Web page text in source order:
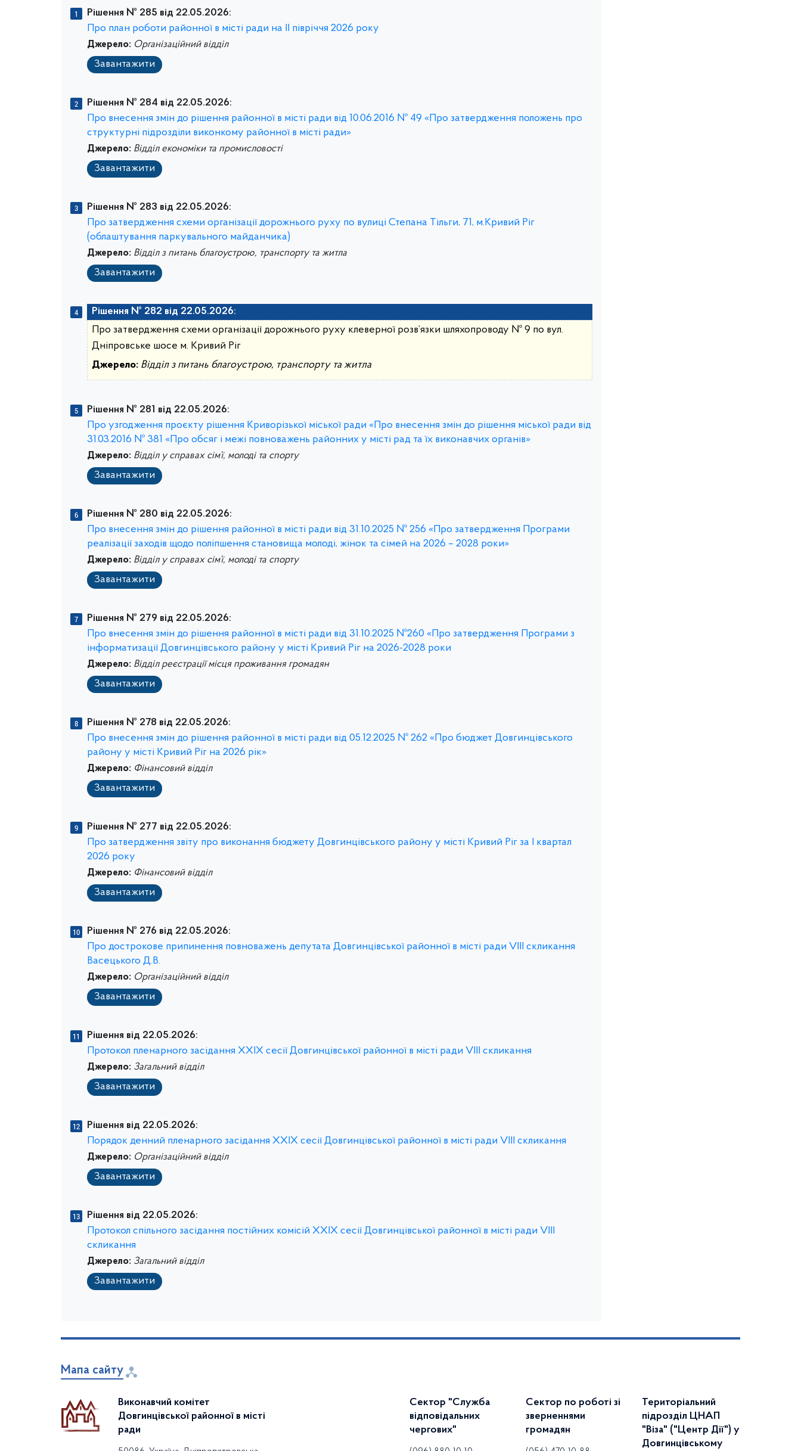
Рішення № 285 від 22.05.2026:
Про план роботи районної в місті ради на ІІ півріччя 2026 року
Джерело: Організаційний відділ
Завантажити
Рішення № 284 від 22.05.2026:
Про внесення змін до рішення районної в місті ради від 10.06.2016 № 49 «Про затвердження положень про
структурні підрозділи виконкому районної в місті ради»
Джерело: Відділ економіки та промисловості
Завантажити
Рішення № 283 від 22.05.2026:
Про затвердження схеми організації дорожнього руху по вулиці Степана Тільги, 71, м.Кривий Ріг
(облаштування паркувального майданчика)
Джерело: Відділ з питань благоустрою, транспорту та житла
Завантажити
Рішення № 282 від 22.05.2026:
Про затвердження схеми організації дорожнього руху клеверної розв’язки шляхопроводу № 9 по вул.
Дніпровське шосе м. Кривий Ріг
Джерело: Відділ з питань благоустрою, транспорту та житла
Рішення № 281 від 22.05.2026:
Про узгодження проєкту рішення Криворізької міської ради «Про внесення змін до рішення міської ради від
31.03.2016 № 381 «Про обсяг і межі повноважень районних у місті рад та їх виконавчих органів»
Джерело: Відділ у справах сім’ї, молоді та спорту
Завантажити
Рішення № 280 від 22.05.2026:
Про внесення змін до рішення районної в місті ради від 31.10.2025 № 256 «Про затвердження Програми
реалізації заходів щодо поліпшення становища молоді, жінок та сімей на 2026 – 2028 роки»
Джерело: Відділ у справах сім’ї, молоді та спорту
Завантажити
Рішення № 279 від 22.05.2026:
Про внесення змін до рішення районної в місті ради від 31.10.2025 №260 «Про затвердження Програми з
інформатизації Довгинцівського району у місті Кривий Ріг на 2026-2028 роки
Джерело: Відділ реєстрації місця проживання громадян
Завантажити
Рішення № 278 від 22.05.2026:
Про внесення змін до рішення районної в місті ради від 05.12.2025 № 262 «Про бюджет Довгинцівського
району у місті Кривий Ріг на 2026 рік»
Джерело: Фінансовий відділ
Завантажити
Рішення № 277 від 22.05.2026:
Про затвердження звіту про виконання бюджету Довгинцівського району у місті Кривий Ріг за І квартал
2026 року
Джерело: Фінансовий відділ
Завантажити
Рішення № 276 від 22.05.2026:
Про дострокове припинення повноважень депутата Довгинцівської районної в місті ради VІІІ скликання
Васецького Д.В.
Джерело: Організаційний відділ
Завантажити
Рішення від 22.05.2026:
Протокол пленарного засідання ХХIХ сесії Довгинцівської районної в місті ради VІIІ скликання
Джерело: Загальний відділ
Завантажити
Рішення від 22.05.2026:
Порядок денний пленарного засідання ХXIX сесії Довгинцівської районної в місті ради VІІІ скликання
Джерело: Організаційний відділ
Завантажити
Рішення від 22.05.2026:
Протокол спільного засідання постійних комісій ХХІX сесії Довгинцівської районної в місті ради VІIІ
скликання
Джерело: Загальний відділ
Завантажити
Мапа сайту
Виконавчий комітет
Довгинцівської районної в місті
ради
Сектор "Служба
відповідальних
чергових"
Сектор по роботі зі
зверненнями
громадян
Територіальний
підрозділ ЦНАП
"Віза" ("Центр Дії") у
Довгинцівському